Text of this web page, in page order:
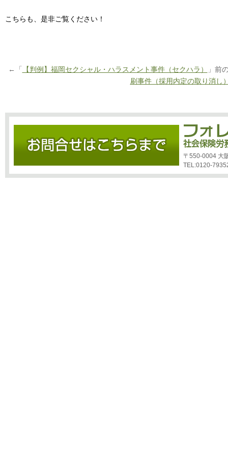
こちらも、是非ご覧ください！
←「 【判例】福岡セクシャル・ハラスメント事件（セクハラ）
」前
刷事件（採用内定の取り消し
〒550-0004 大
TEL:0120-